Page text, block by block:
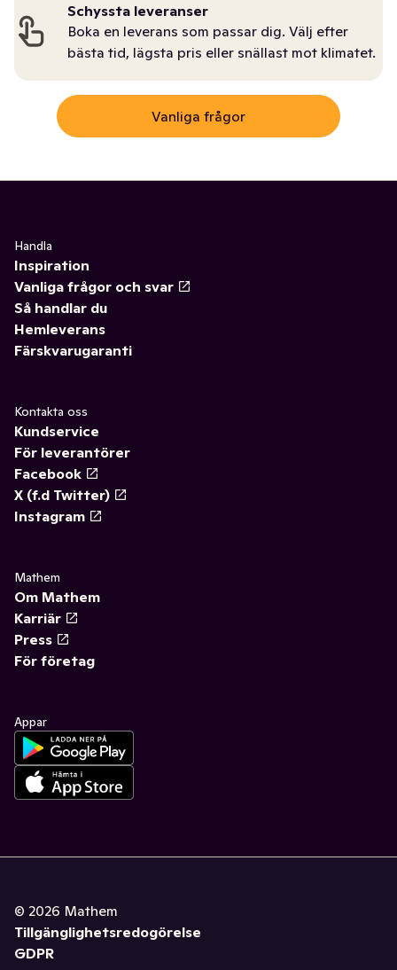
Schyssta leveranser
Boka en leverans som passar dig. Välj efter
bästa tid, lägsta pris eller snällast mot klimatet.
Vanliga frågor
Handla
Inspiration
Vanliga frågor och svar
Så handlar du
Hemleverans
Färskvarugaranti
Kontakta oss
Kundservice
För leverantörer
Facebook
X (f.d Twitter)
Instagram
Mathem
Om Mathem
Karriär
Press
För företag
Appar
© 2026 Mathem
Tillgänglighetsredogörelse
GDPR